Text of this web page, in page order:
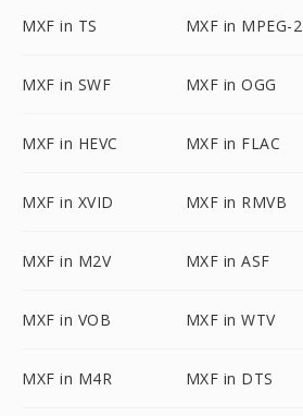
MXF in TS MXF in MPEG-2
MXF in SWF MXF in OGG
MXF in HEVC MXF in FLAC
MXF in XVID MXF in RMVB
MXF in M2V MXF in ASF
MXF in VOB MXF in WTV
MXF in M4R MXF in DTS